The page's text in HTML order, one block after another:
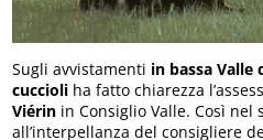
Sugli avvistamenti in bassa Valle
cuccioli ha fatto chiarezza
Viérin in Consiglio Valle. Così
all’interpellanza del consigliere